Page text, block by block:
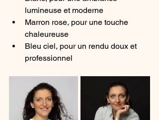
lumineuse et moderne
Marron rose, pour une touche
chaleureuse
Bleu ciel, pour un rendu doux et
professionnel